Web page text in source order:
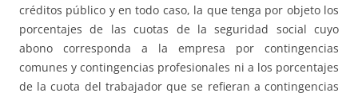
créditos público y en todo caso, la que tenga por objeto los
porcentajes de las cuotas de la seguridad social cuyo
abono corresponda a la empresa por contingencias
comunes y contingencias profesionales ni a los porcentajes
de la cuota del trabajador que se refieran a contingencias